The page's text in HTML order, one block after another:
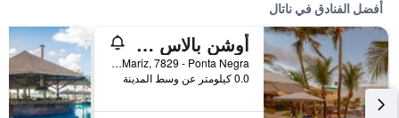
أفضل الفنادق في ناتال
أوشن بالاس - بريميوم بسعر شامل جميع الخدمات
Via Costeira Sen. Dinarte Medeiros Mariz, 7829 - Ponta Negra, ناتال, البرازيل
0.0 كيلومتر عن وسط المدينة